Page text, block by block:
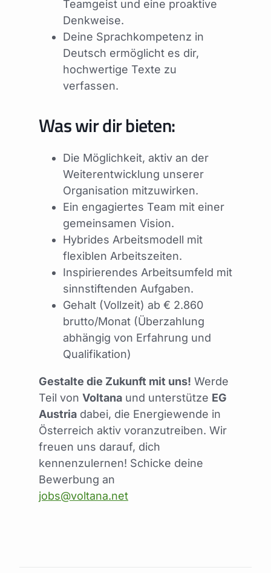
Teamgeist und eine proaktive
Denkweise.
Deine Sprachkompetenz in
Deutsch ermöglicht es dir,
hochwertige Texte zu
verfassen.
Was wir dir bieten:
Die Möglichkeit, aktiv an der
Weiterentwicklung unserer
Organisation mitzuwirken.
Ein engagiertes Team mit einer
gemeinsamen Vision.
Hybrides Arbeitsmodell mit
flexiblen Arbeitszeiten.
Inspirierendes Arbeitsumfeld mit
sinnstiftenden Aufgaben.
Gehalt (Vollzeit) ab € 2.860
brutto/Monat (Überzahlung
abhängig von Erfahrung und
Qualifikation)
Gestalte die Zukunft mit uns! Werde
Teil von Voltana und unterstütze EG
Austria dabei, die Energiewende in
Österreich aktiv voranzutreiben. Wir
freuen uns darauf, dich
kennenzulernen! Schicke deine
Bewerbung an
jobs@voltana.net